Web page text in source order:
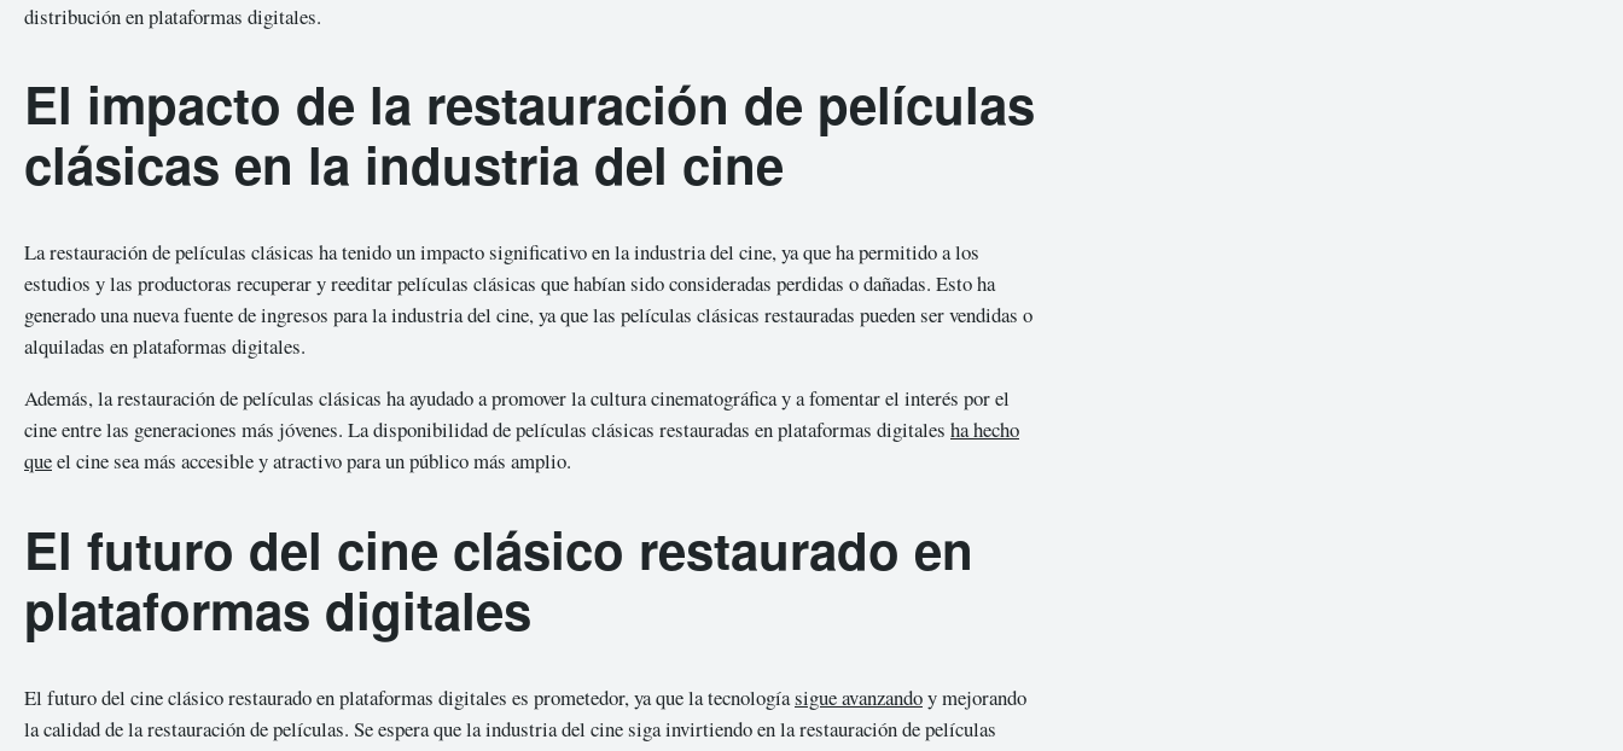
distribución en plataformas digitales.
El impacto de la restauración de películas
clásicas en la industria del cine
La restauración de películas clásicas ha tenido un impacto significativo en la industria del cine, ya que ha permitido a los
estudios y las productoras recuperar y reeditar películas clásicas que habían sido consideradas perdidas o dañadas. Esto ha
generado una nueva fuente de ingresos para la industria del cine, ya que las películas clásicas restauradas pueden ser vendidas o
alquiladas en plataformas digitales.
Además, la restauración de películas clásicas ha ayudado a promover la cultura cinematográfica y a fomentar el interés por el
cine entre las generaciones más jóvenes. La disponibilidad de películas clásicas restauradas en plataformas digitales ha hecho
queel cine sea más accesible y atractivo para un público más amplio.
El futuro del cine clásico restaurado en
plataformas digitales
El futuro del cine clásico restaurado en plataformas digitales es prometedor, ya que la tecnologíasigue avanzandoy mejorando
la calidad de la restauración de películas. Se espera que la industria del cine siga invirtiendo en la restauración de películas